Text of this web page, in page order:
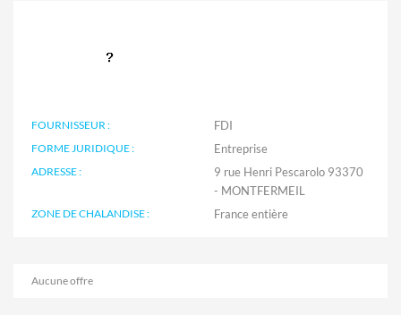
FOURNISSEUR : FDI
FORME JURIDIQUE : Entreprise
ADRESSE :
9 rue Henri Pescarolo 93370
- MONTFERMEIL
ZONE DE CHALANDISE :
Aucune offre